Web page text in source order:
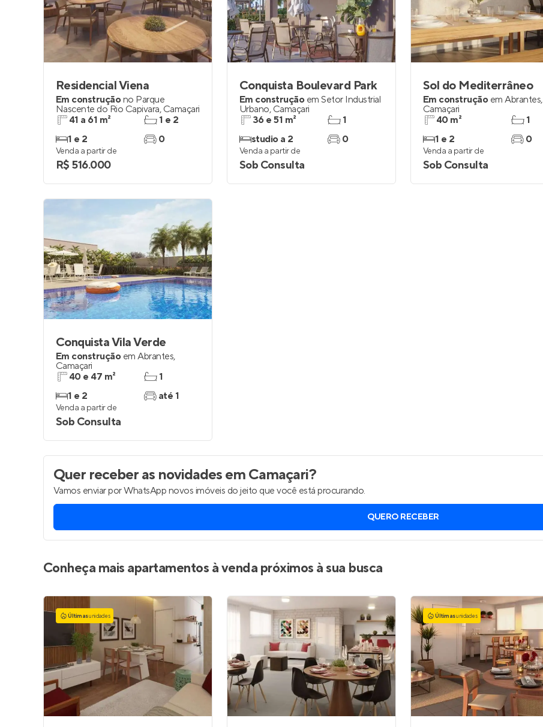
Entrar no Painel de ClientesEntrar no Painel de Clientes
Entrar no Apto
Residencial Viena
Em construçãono Parque
Nascente do Rio Capivara, Camaçari
41 a 61 m²
1 e 2
1 e 2
0
Venda a partir de
R$ 516.000
Conquista Boulevard Park
Em construção em Setor Industrial
Urbano, Camaçari
36 e 51 m²
studio a 2
1
0
Venda a partir de
Sob Consulta
Sol do Mediterrâneo
Em construção em Abrantes,
Camaçari
40 m²
1 e 2
1
0
Venda a partir de
Sob Consulta
Conquista Vila Verde
Em construção em Abrantes,
Camaçari
40 e 47 m²
1 e 2
1
até 1
Venda a partir de
Sob Consulta
Quer receber as novidadesem Camaçari?
Vamos enviar por WhatsApp novos imóveis do jeito que você está procurando.
QUERO RECEBER
Conheça mais apartamentos à venda próximos à sua busca
Últimasunidades Últimasunidades